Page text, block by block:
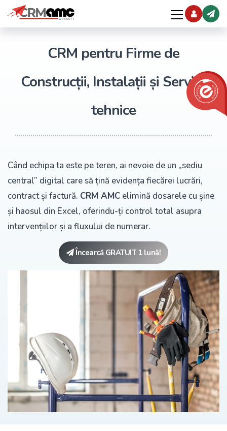
CRM pentru Firme de
Construcții, Instalații și Servicii
tehnice
Când echipa ta este pe teren, ai nevoie de un „sediu
central” digital care să țină evidența fiecărei lucrări,
contract și factură. CRM AMC elimină dosarele cu șine
și haosul din Excel, oferindu-ți control total asupra
intervențiilor și a fluxului de numerar.
Încearcă GRATUIT 1 lună!